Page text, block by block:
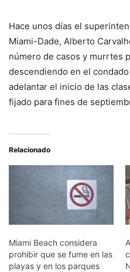
Hace unos días el
Miami-Dade, Alberto
número de casos y murrtes
descendiendo en el
adelantar el inicio de las
fijado para fines de
Relacionado
Miami Beach considera
prohibir que se fume en las
playas y en los parques